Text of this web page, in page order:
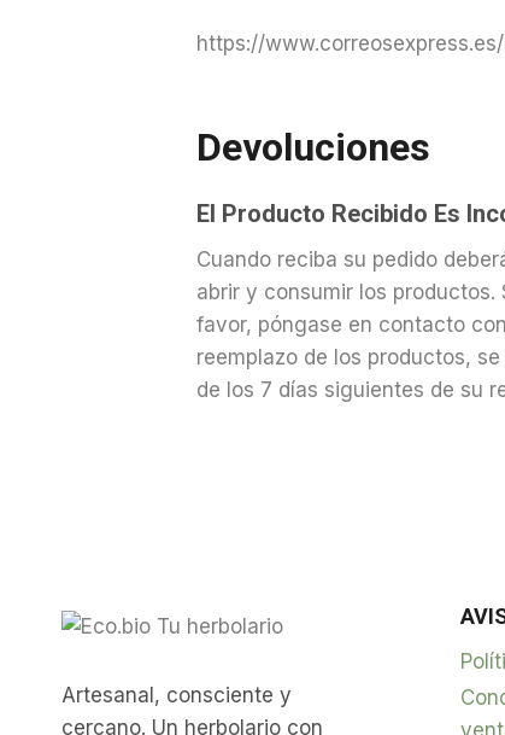
https://
Devoluciones
El Producto Recibido Es
Cuando reciba su pedido
abrir y consumir los
favor, póngase en contacto
reemplazo de los productos,
de los 7 días siguientes de su
Artesanal, consciente y
cercano. Un herbolario con